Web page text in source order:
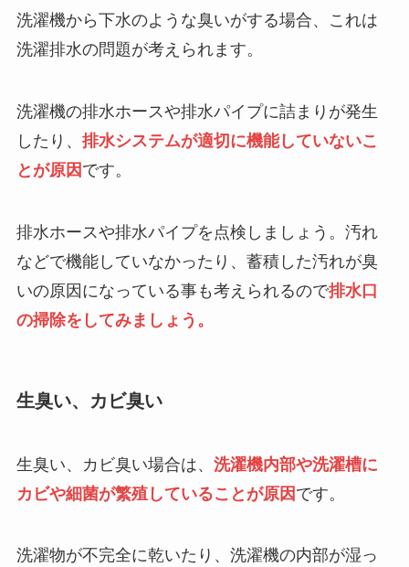
洗濯機から下水のような臭いがする場合、これは
洗濯排水の問題が考えられます。
洗濯機の排水ホースや排水パイプに詰まりが発生
したり、 排水システムが適切に機能していないこ
とが原因 です。
排水ホースや排水パイプを点検しましょう。汚れ
などで機能していなかったり、蓄積した汚れが臭
いの原因になっている事も考えられるので排水口
の掃除をしてみましょう。
生臭い、カビ臭い
生臭い、カビ臭い場合は、 洗濯機内部や洗濯槽に
カビや細菌が繁殖していることが原因 です。
洗濯物が不完全に乾いたり、洗濯機の内部が湿っ